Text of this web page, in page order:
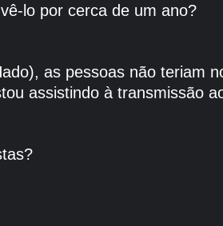
lo por cerca de um ano?
as pessoas não teriam
assistindo à transmissão